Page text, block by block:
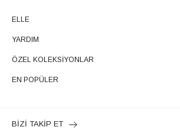
ELLE
YARDIM
ÖZEL KOLEKSİYONLAR
EN POPÜLER
BİZİ TAKİP ET